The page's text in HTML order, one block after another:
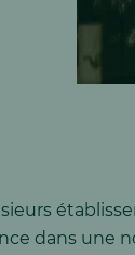
dans une